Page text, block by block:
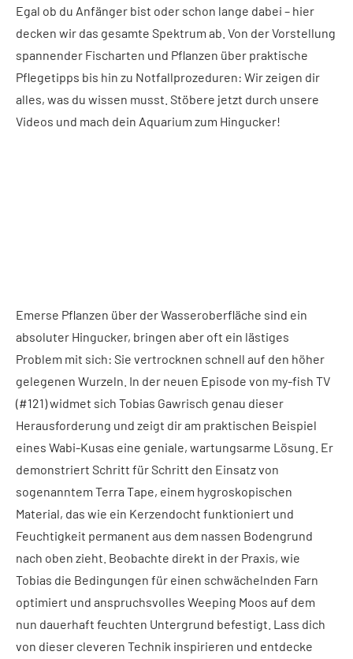
Egal ob du Anfänger bist oder schon lange dabei – hier
decken wir das gesamte Spektrum ab. Von der Vorstellung
spannender Fischarten und Pflanzen über praktische
Pflegetipps bis hin zu Notfallprozeduren: Wir zeigen dir
alles, was du wissen musst. Stöbere jetzt durch unsere
Videos und mach dein Aquarium zum Hingucker!
Emerse Pflanzen über der Wasseroberfläche sind ein
absoluter Hingucker, bringen aber oft ein lästiges
Problem mit sich: Sie vertrocknen schnell auf den höher
gelegenen Wurzeln. In der neuen Episode von my-fish TV
(#121) widmet sich Tobias Gawrisch genau dieser
Herausforderung und zeigt dir am praktischen Beispiel
eines Wabi-Kusas eine geniale, wartungsarme Lösung. Er
demonstriert Schritt für Schritt den Einsatz von
sogenanntem Terra Tape, einem hygroskopischen
Material, das wie ein Kerzendocht funktioniert und
Feuchtigkeit permanent aus dem nassen Bodengrund
nach oben zieht. Beobachte direkt in der Praxis, wie
Tobias die Bedingungen für einen schwächelnden Farn
optimiert und anspruchsvolles Weeping Moos auf dem
nun dauerhaft feuchten Untergrund befestigt. Lass dich
von dieser cleveren Technik inspirieren und entdecke